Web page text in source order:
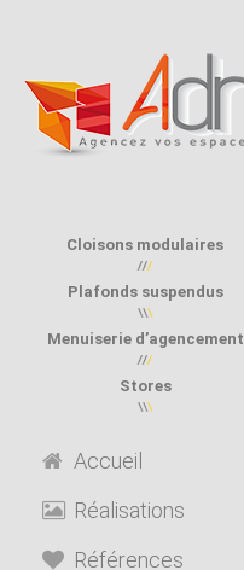
Cloisons modulaires
Plafonds suspendus
Menuiserie d’agencement
Stores
Accueil
Réalisations
Références